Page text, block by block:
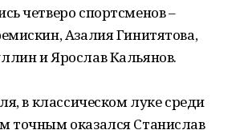
четверо спортсменов –
Азалия Гинитятова,
и Ярослав Кальянов.
в классическом луке среди
точным оказался Станислав